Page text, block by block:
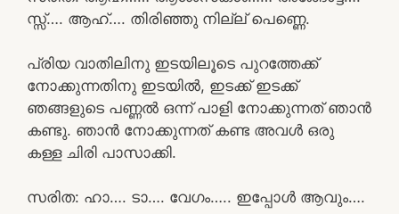
സ്സ്‌…. ആഹ്…. തിരിഞ്ഞു നില്ല് പെണ്ണെ.
പ്രിയ വാതിലിനു ഇടയിലൂടെ പുറത്തേക്ക്
നോക്കുന്നതിനു ഇടയിൽ, ഇടക്ക് ഇടക്ക്
ഞങ്ങളുടെ പണ്ണൽ ഒന്ന് പാളി നോക്കുന്നത് ഞാൻ
കണ്ടു. ഞാൻ നോക്കുന്നത് കണ്ട അവൾ ഒരു
കള്ള ചിരി പാസാക്കി.
സരിത: ഹാ…. ടാ…. വേഗം….. ഇപ്പോൾ ആവും….